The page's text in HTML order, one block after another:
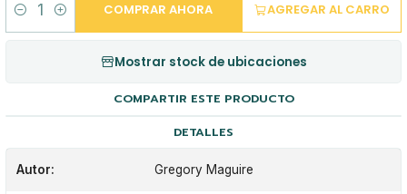
Cantidad
AGREGAR AL CARRO
COMPRAR AHORA
Mostrar stock de ubicaciones
COMPARTIR ESTE PRODUCTO
DETALLES
Autor: Gregory Maguire